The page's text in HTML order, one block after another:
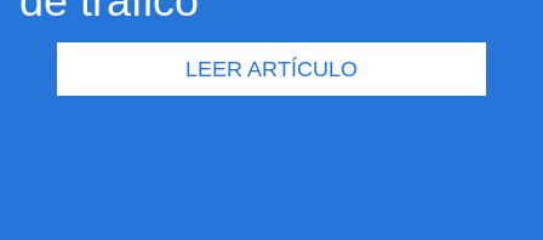
LEER ARTÍCULO